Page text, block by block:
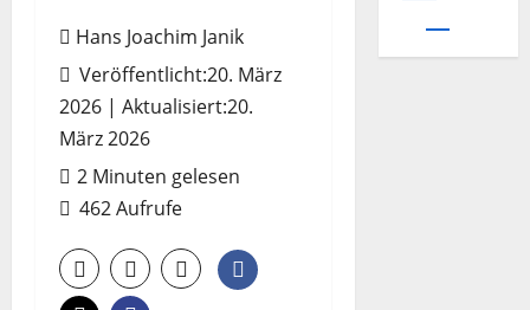
Hans Joachim Janik
Veröffentlicht:20. März
2026 | Aktualisiert:20.
März 2026
2 Minuten gelesen
462 Aufrufe